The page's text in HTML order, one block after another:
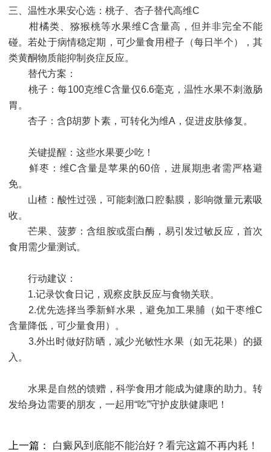
三、温性水果安心选：桃子、杏子替代高维C
柑橘类、猕猴桃等水果维C含量高，但并非完全不能
碰。若处于病情稳定期，可少量食用橙子（每日半个），其
类黄酮物质能抑制炎症反应。
替代方案：
桃子：每100克维C含量仅6.6毫克，温性水果不刺激肠
胃。
杏子：含β胡萝卜素，可转化为维A，促进皮肤修复。
关键提醒：这些水果要少吃！
鲜枣：维C含量是苹果的60倍，进展期患者需严格避
免。
山楂：酸性过强，可能刺激口腔黏膜，影响微量元素吸
收。
芒果、菠萝：含组胺或蛋白酶，易引发过敏反应，首次
食用需少量测试。
行动建议：
1.记录饮食日记，观察皮肤反应与食物关联。
2.优先选择当季新鲜水果，避免加工果脯（如干枣维C
含量降低，可少量食用）。
3.外出时做好防晒，减少光敏性水果（如无花果）的摄
入。
水果是自然的馈赠，科学食用才能成为健康的助力。转
发给身边需要的朋友，一起用“吃”守护皮肤健康吧！
上一篇： 白癜风到底能不能治好？看完这篇不再内耗！